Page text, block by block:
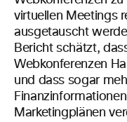
virtuellen Meetings
ausgetauscht
Bericht schätzt,
Webkonferenzen
und dass sogar
Marketingplänen